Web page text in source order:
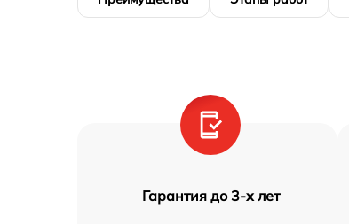
Гарантия до 3-х лет